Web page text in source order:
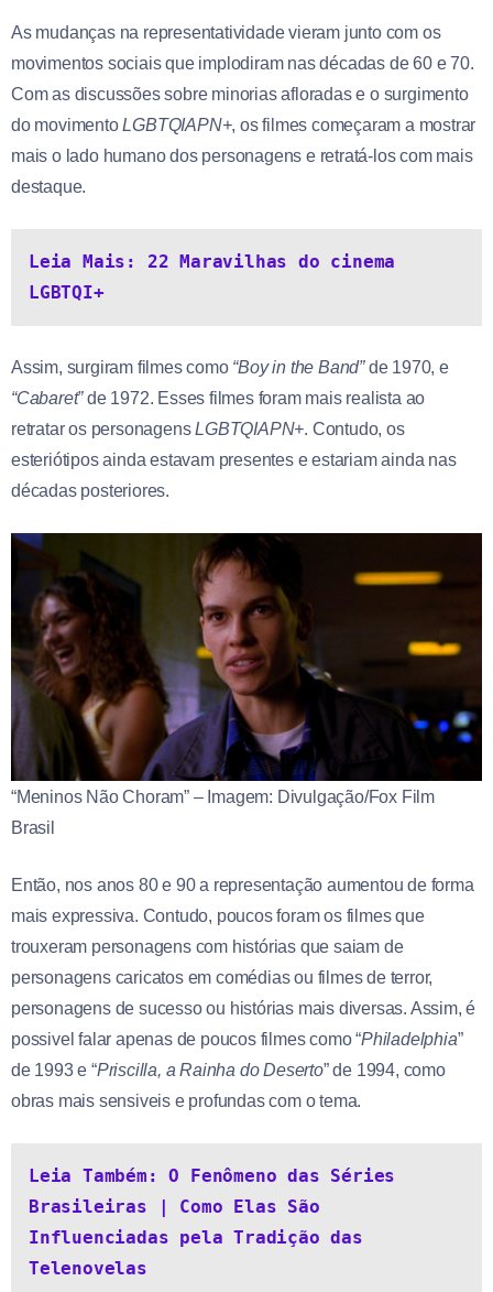
As mudanças na representatividade vieram junto com os
movimentos sociais que implodiram nas décadas de 60 e 70.
Com as discussões sobre minorias afloradas e o surgimento
do movimentoLGBTQIAPN+, os filmes começaram a mostrar
mais o lado humano dos personagens e retratá-los com mais
destaque.
Leia Mais: 22 Maravilhas do cinema
LGBTQI+
Assim, surgiram filmes como“Boy in the Band”de 1970, e
“Cabaret”de 1972. Esses filmes foram mais realista ao
retratar os personagensLGBTQIAPN+. Contudo, os
esteriótipos ainda estavam presentes e estariam ainda nas
décadas posteriores.
“Meninos Não Choram” – Imagem: Divulgação/Fox Film
Brasil
Então, nos anos 80 e 90 a representação aumentou de forma
mais expressiva. Contudo, poucos foram os filmes que
trouxeram personagens com histórias que saiam de
personagens caricatos em comédias ou filmes de terror,
personagens de sucesso ou histórias mais diversas. Assim, é
possivel falar apenas de poucos filmes como “Philadelphia”
de 1993 e “Priscilla, a Rainha do Deserto” de 1994, como
obras mais sensiveis e profundas com o tema.
Leia Também: O Fenômeno das Séries
Brasileiras | Como Elas São
Influenciadas pela Tradição das
Telenovelas